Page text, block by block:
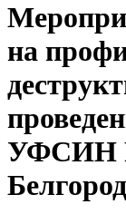
на
УФСИН